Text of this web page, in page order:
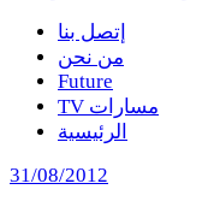
إتصل بنا
من نحن
Future
TV مسارات
الرئيسية
31/08/2012